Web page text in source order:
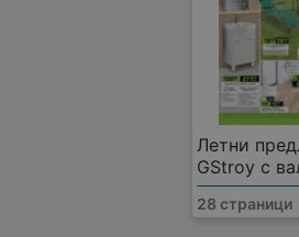
Летни
GStroy с
до
28 страници